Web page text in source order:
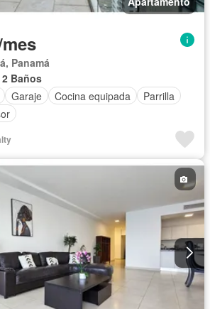
Panamá
2 Baños
Garaje Cocina equipada
Parrilla